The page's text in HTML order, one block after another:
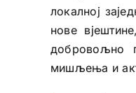
локалној
нове
добровољно
мишљења и